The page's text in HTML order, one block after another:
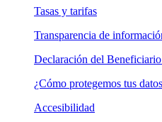
Tasas y tarifas
Transparencia de
Declaración del
¿Cómo protegemos tus
Accesibilidad